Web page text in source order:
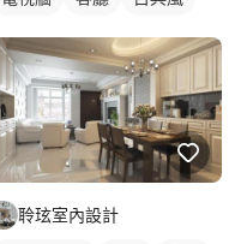
聆玹室內設計